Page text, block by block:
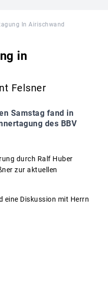
In Airischwand
in
Felsner
Samstag fand in
des BBV
durch Ralf Huber
zur aktuellen
eine Diskussion mit Herrn